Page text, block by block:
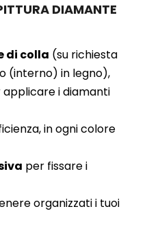
DIAMANTE
di colla (su richiesta
(interno) in legno),
applicare i diamanti
in ogni colore
per fissare i
organizzati i tuoi